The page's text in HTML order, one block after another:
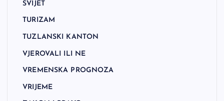
SVIJET
TURIZAM
TUZLANSKI KANTON
VJEROVALI ILI NE
VREMENSKA PROGNOZA
VRIJEME